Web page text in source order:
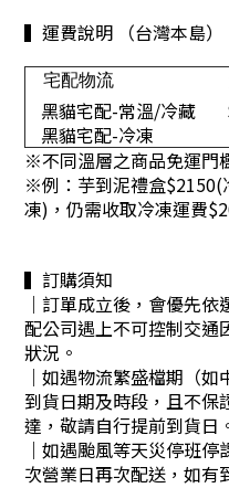
▍運費說明 （台灣本島）
宅配物流
黑貓宅配-常溫/冷藏
黑貓宅配-冷凍
※不同溫層之商品免運門
※例：芋到泥禮盒
凍)，仍需收取冷凍運費
▍訂購須知
｜訂單成立後，會優先
配公司遇上不可控制交通
狀況。
｜ 如遇物流繁盛檔期（如
到貨日期及時段，且不保
達，敬請自行提前到貨日
｜ 如遇颱風等天災停班停
次營業日再次配送，如有